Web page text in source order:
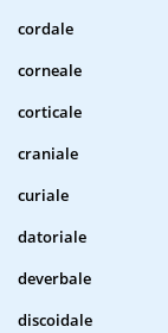
cordale
corneale
corticale
craniale
curiale
datoriale
deverbale
discoidale